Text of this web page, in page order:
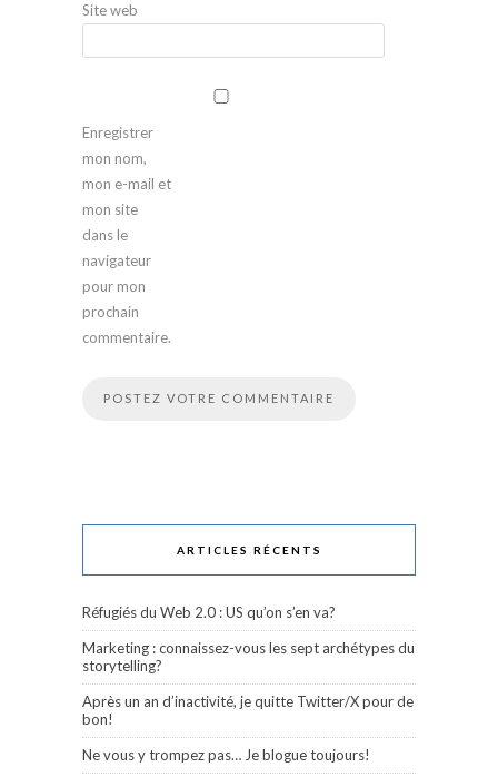
Site web
Enregistrer
mon nom,
mon e-mail et
mon site
dans le
navigateur
pour mon
prochain
commentaire.
ARTICLES RÉCENTS
Réfugiés du Web 2.0 : US qu’on s’en va?
Marketing : connaissez-vous les sept archétypes du
storytelling?
Après un an d’inactivité, je quitte Twitter/X pour de
bon!
Ne vous y trompez pas… Je blogue toujours!